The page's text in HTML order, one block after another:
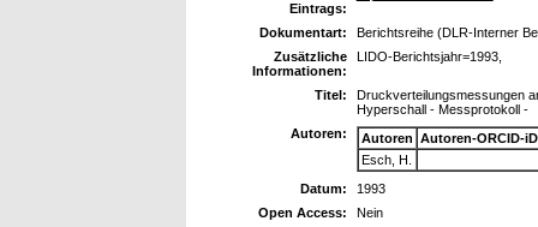
Eintrags:
Dokumentart:
Berichtsreihe (DLR-Interner
Zusätzliche
Informationen:
LIDO-Berichtsjahr=1993,
Titel:
Druckverteilungsmessungen
Hyperschall - Messprotokoll -
Autoren:
Autoren Autoren-ORCID-iD
Esch, H.
Datum:
1993
Open Access:
Nein